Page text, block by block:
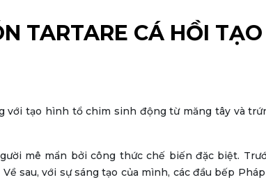
TARTARE CÁ HỒI
với tạo hình tổ chim sinh động từ măng tây và
mê mẩn bởi công thức chế biến đặc biệt.
sau, với sự sáng tạo của mình, các đầu bếp